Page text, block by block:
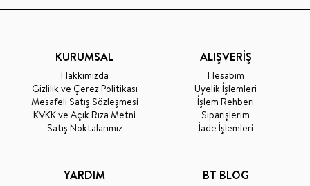
KURUMSAL
Hakkımızda
Gizlilik ve Çerez Politikası
Mesafeli Satış Sözleşmesi
KVKK ve Açık Rıza Metni
Satış Noktalarımız
ALIŞVERİŞ
Hesabım
Üyelik İşlemleri
İşlem Rehberi
Siparişlerim
İade İşlemleri
YARDIM BT BLOG